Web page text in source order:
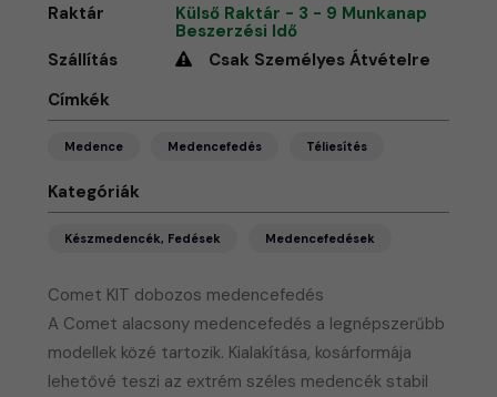
Comet KIT dobozos medencefedés
A Comet alacsony medencefedés a legnépszerűbb
modellek közé tartozik. Kialakítása, kosárformája
lehetővé teszi az extrém széles medencék stabil
Raktár
Külső Raktár - 3 - 9 Munkanap
Beszerzési Idő
Szállítás
Csak Személyes Átvételre
Címkék
Medence Medencefedés Téliesítés
Kategóriák
Készmedencék, Fedések Medencefedések